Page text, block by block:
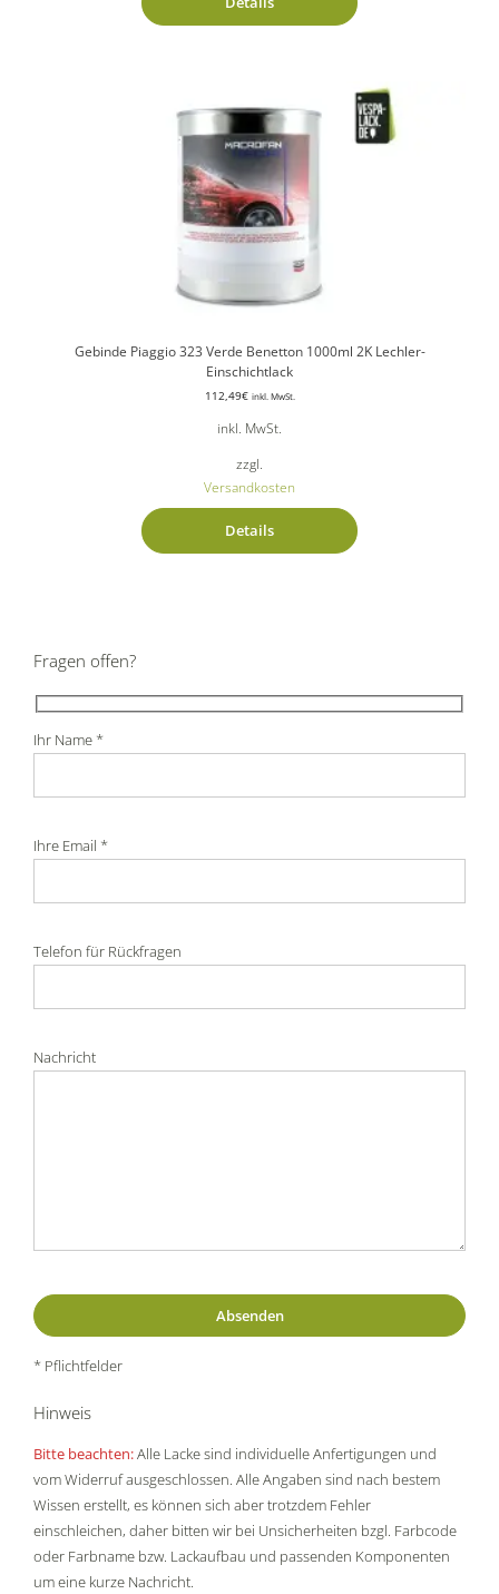
Gebinde Piaggio 323 Verde Benetton 1000ml 2K Lechler-
Einschichtlack
112,49€ inkl. MwSt.
inkl. MwSt.
zzgl.
Versandkosten
Details
Fragen offen?
Ihr Name *
Ihre Email *
Telefon für Rückfragen
Nachricht
* Pflichtfelder
Hinweis
Bitte beachten:Alle Lacke sind individuelle Anfertigungen und
vom Widerruf ausgeschlossen. Alle Angaben sind nach bestem
Wissen erstellt, es können sich aber trotzdem Fehler
einschleichen, daher bitten wir bei Unsicherheiten bzgl. Farbcode
oder Farbname bzw. Lackaufbau und passenden Komponenten
um eine kurze Nachricht.